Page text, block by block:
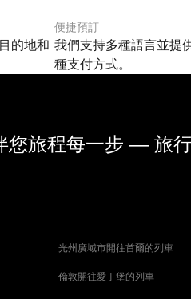
的地和
便捷預訂
我們支持多種語言並提
種支付方式。
您旅程每一步 — 旅
光州廣域市開往首爾的列車
倫敦開往愛丁堡的列車